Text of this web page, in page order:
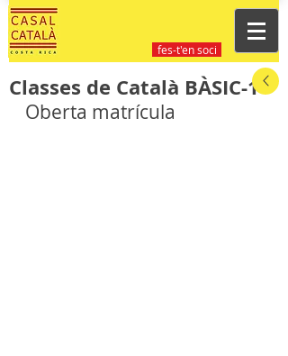
fes-t'en soci
Classes de Català BÀSIC-1
Oberta matrícula